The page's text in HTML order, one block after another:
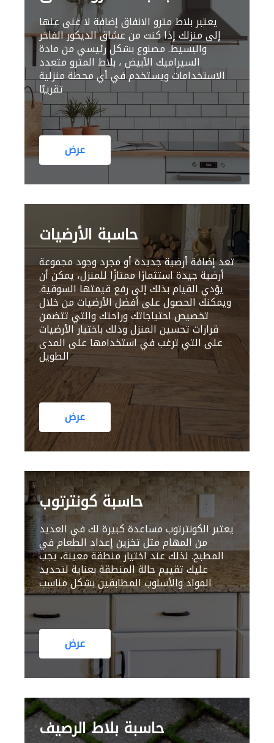
يعتبر بلاط مترو الانفاق إضافة لا غنى عنها
إلى منزلك إذا كنت من عشاق الديكور الفاخر
والبسيط. مصنوع بشكل رئيسي من مادة
السيراميك الأبيض ، بلاط المترو متعدد
الاستخدامات ويستخدم في أي محطة منزلية
تقريبًا
عرض
حاسبة الأرضيات
تعد إضافة أرضية جديدة أو مجرد وجود مجموعة
أرضية جيدة استثمارًا ممتازًا للمنزل، يمكن أن
يؤدي القيام بذلك إلى رفع قيمتها السوقية.
ويمكنك الحصول على أفضل الأرضيات من خلال
تخصيص احتياجاتك وراحتك والتي تتضمن
قرارات تحسين المنزل وذلك باختيار الأرضيات
على التي ترغب في استخدامها على المدى
الطويل
عرض
حاسبة كونترتوب
يعتبر الكونترتوب مساعدة كبيرة لك في العديد
من المهام مثل تخزين إعداد الطعام في
المطبخ. لذلك عند اختيار منطقة معينة، يجب
عليك تقييم حالة المنطقة بعناية لتحديد
المواد والأسلوب المطابقين بشكل مناسب
عرض
حاسبة بلاط الرصيف